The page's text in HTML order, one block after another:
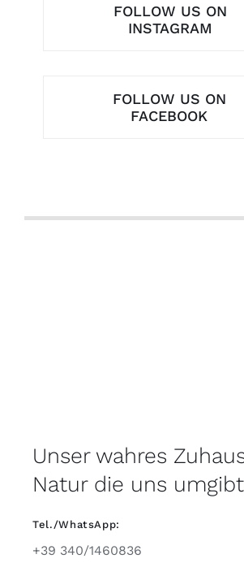
FOLLOW US ON
INSTAGRAM
FOLLOW US ON
FACEBOOK
Unser wahres
Natur die uns umgibt
Tel./WhatsApp:
+39 340/1460836